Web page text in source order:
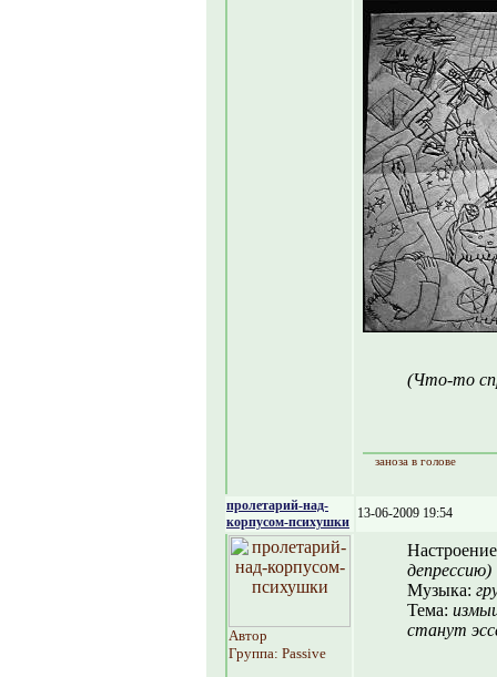
(Что-то
заноза в голове
пролетарий-над-
корпусом-психушки
13-06-2009 19:54
Автор
Группа: Passive
депрессию)
Музыка:
Тема:
станут